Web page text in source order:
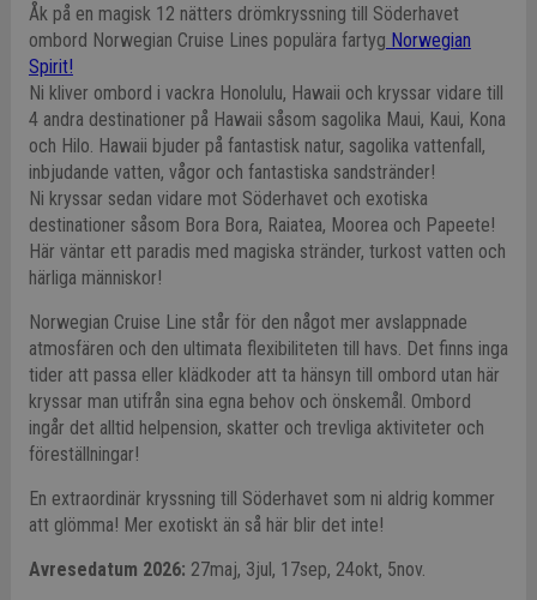
Åk på en magisk 12 nätters drömkryssning till Söderhavet
ombord Norwegian Cruise Lines populära fartyg Norwegian
Spirit!
Ni kliver ombord i vackra Honolulu, Hawaii och kryssar vidare till
4 andra destinationer på Hawaii såsom sagolika Maui, Kaui, Kona
och Hilo. Hawaii bjuder på fantastisk natur, sagolika vattenfall,
inbjudande vatten, vågor och fantastiska sandstränder!
Ni kryssar sedan vidare mot Söderhavet och exotiska
destinationer såsom Bora Bora, Raiatea, Moorea och Papeete!
Här väntar ett paradis med magiska stränder, turkost vatten och
härliga människor!
Norwegian Cruise Line står för den något mer avslappnade
atmosfären och den ultimata flexibiliteten till havs. Det finns inga
tider att passa eller klädkoder att ta hänsyn till ombord utan här
kryssar man utifrån sina egna behov och önskemål. Ombord
ingår det alltid helpension, skatter och trevliga aktiviteter och
föreställningar!
En extraordinär kryssning till Söderhavet som ni aldrig kommer
att glömma! Mer exotiskt än så här blir det inte!
Avresedatum 2026: 27maj, 3jul, 17sep, 24okt, 5nov.